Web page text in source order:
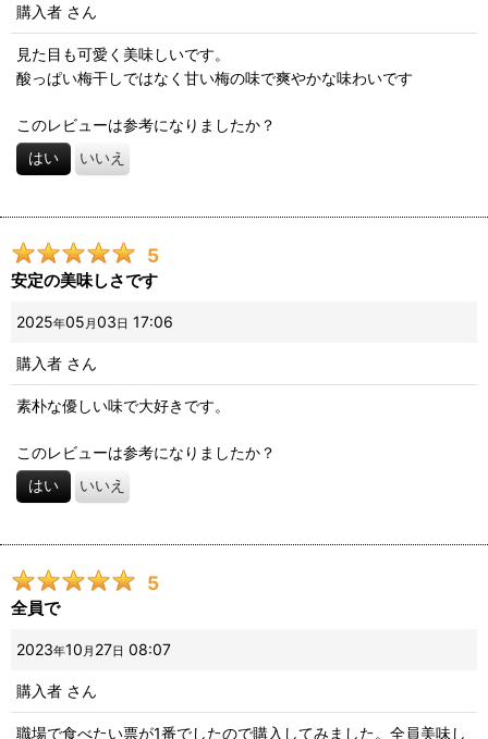
購入者 さん
見た目も可愛く美味しいです。
酸っぱい梅干しではなく甘い梅の味で爽やかな味わいです
このレビューは参考になりましたか？
はい いいえ
5
安定の美味しさです
2025年05 月03日 17:06
購入者 さん
素朴な優しい味で大好きです。
このレビューは参考になりましたか？
はい いいえ
5
全員で
2023年10 月 27日 08:07
購入者 さん
職場で食べたい票が1番でしたので購入してみました。全員美味し